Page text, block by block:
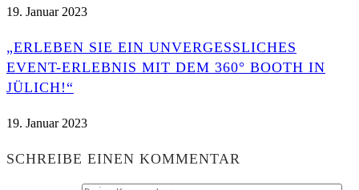
19. Januar 2023
„ERLEBEN SIE EIN UNVERGESSLICHES
EVENT-ERLEBNIS MIT DEM 360° BOOTH IN
JÜLICH!“
19. Januar 2023
SCHREIBE EINEN KOMMENTAR